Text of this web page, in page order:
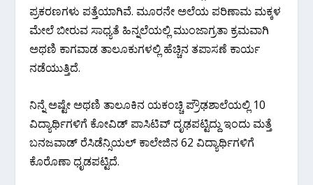
ಪ್ರಕರಣಗಳು ಪತ್ತೆಯಾಗಿವೆ. ಮೂರನೇ ಅಲೆಯ ಪರಿಣಾಮ ಮಕ್ಕಳ
ಮೇಲೆ ಬೀರುವ ಸಾಧ್ಯತೆ ಹಿನ್ನಲೆಯಲ್ಲಿ‌ ಮುಂಜಾಗ್ರತಾ ಕ್ರಮವಾಗಿ
ಅಥಣಿ ಕಾಗವಾಡ ತಾಲೂಕುಗಳಲ್ಲಿ ಹೆಚ್ಚಿನ ತಪಾಸಣೆ ಕಾರ್ಯ
ನಡೆಯುತ್ತಿದೆ.
ನಿನ್ನೆ ಅಷ್ಟೇ ಅಥಣಿ ತಾಲೂಕಿನ ಯಕಂಚ್ಚಿ ಪ್ರೌಢಶಾಲೆಯಲ್ಲಿ 10
ವಿದ್ಯಾರ್ಥಿಗಳಿಗೆ ಕೋವಿಡ್ ಪಾಸಿಟಿವ್ ದೃಢಪಟ್ಟಿದ್ದು ಇಂದು ಮತ್ತೆ
ಬನಜವಾಡ್ ರೆಸಿಡೆನ್ಸಿಯಲ್ ಕಾಲೇಜಿನ 62 ವಿದ್ಯಾರ್ಥಿಗಳಿಗೆ
ಕೊರೊಣಾ ಧೃಡಪಟ್ಟಿದೆ.